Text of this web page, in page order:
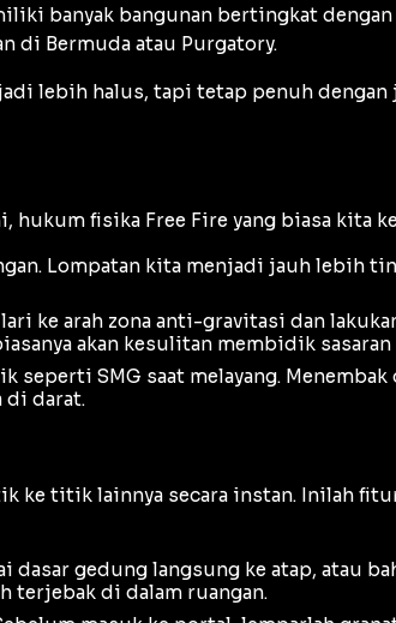
banyak bangunan bertingkat
di Bermuda atau Purgatory.
lebih halus, tapi tetap penuh
hukum fisika Free Fire yang biasa kita
Lompatan kita menjadi jauh lebih
lari ke arah zona anti-gravitasi dan
akan kesulitan membidik sasaran
seperti SMG saat melayang.
di darat.
titik lainnya secara instan. Inilah
gedung langsung ke atap, atau
terjebak di dalam ruangan.